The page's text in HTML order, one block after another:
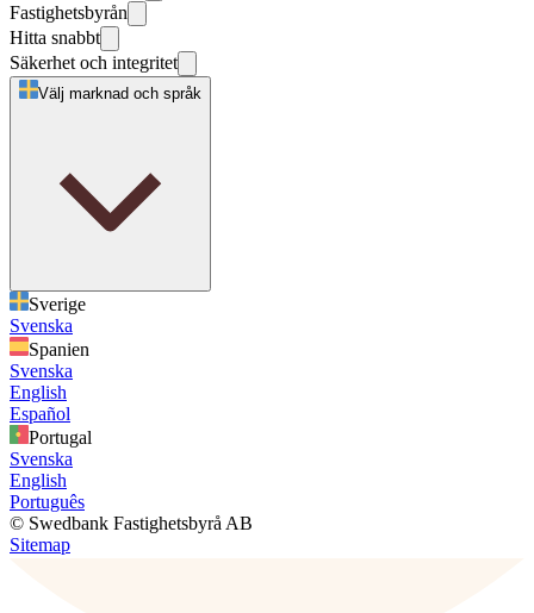
Fastighetsbyrån
Hitta snabbt
Säkerhet och integritet
Välj marknad och språk
Sverige
Svenska
Spanien
Svenska
English
Español
Portugal
Svenska
English
Português
© Swedbank Fastighetsbyrå AB
Sitemap